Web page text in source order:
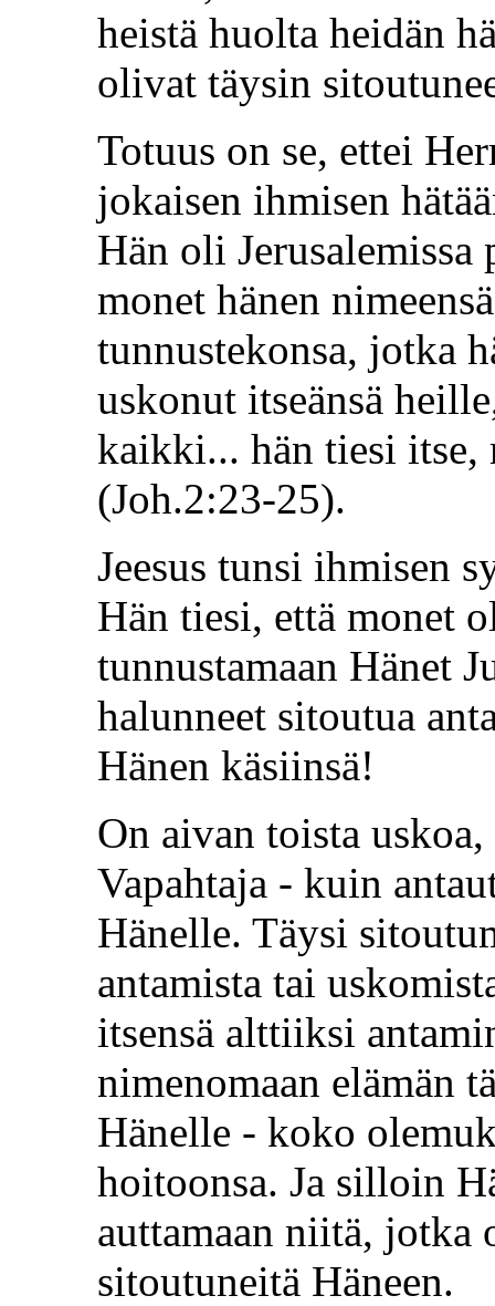
heistä huolta heidän
olivat täysin
Totuus on se, ettei
jokaisen ihmisen
Hän oli Jerusalemissa
monet hänen
tunnustekonsa, jotka
uskonut itseänsä
kaikki... hän tiesi itse,
(Joh.2:23-25).
Jeesus tunsi ihmisen
Hän tiesi, että monet
tunnustamaan Hänet
halunneet sitoutua
Hänen käsiinsä!
On aivan toista uskoa,
Vapahtaja - kuin
Hänelle. Täysi
antamista tai
itsensä alttiiksi
nimenomaan elämän
Hänelle - koko
hoitoonsa. Ja silloin
auttamaan niitä, jotka
sitoutuneitä Häneen.